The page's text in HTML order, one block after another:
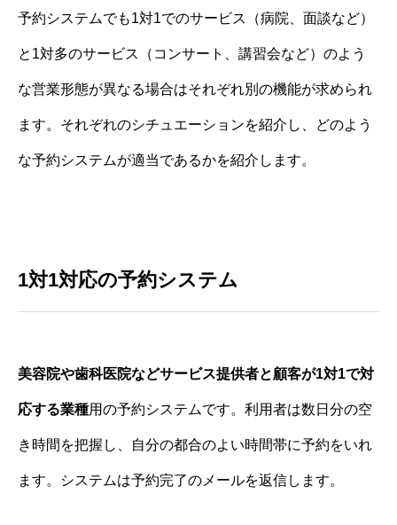
予約システムでも1対1でのサービス（病院、面談など）
と1対多のサービス（コンサート、講習会など）のよう
な営業形態が異なる場合はそれぞれ別の機能が求められ
ます。それぞれのシチュエーションを紹介し、どのよう
な予約システムが適当であるかを紹介します。
1対1対応の予約システム
美容院や歯科医院などサービス提供者と顧客が1対1で対
応する業種用の予約システムです。利用者は数日分の空
き時間を把握し、自分の都合のよい時間帯に予約をいれ
ます。システムは予約完了のメールを返信します。